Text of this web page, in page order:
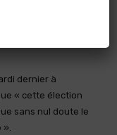
dernier à
« cette élection
sans nul doute le
».